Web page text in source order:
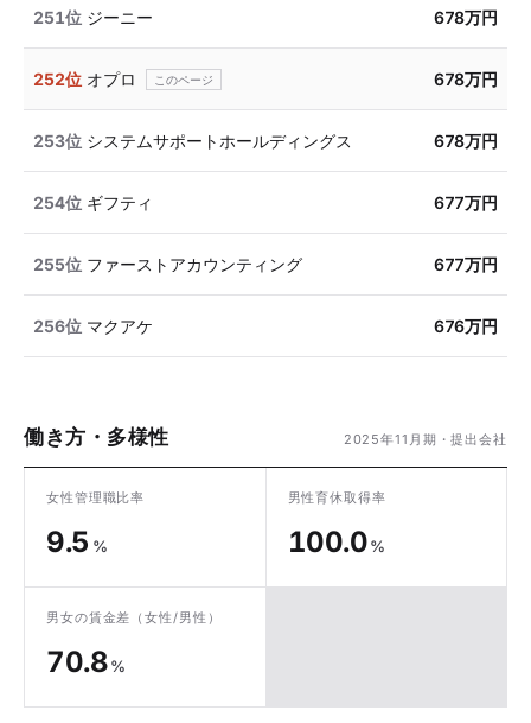
251位 ジーニー 678万円
252位 オプロ 678万円
253位 システムサポートホールディングス 678万円
254位 ギフティ 677万円
255位 ファーストアカウンティング 677万円
256位 マクアケ 676万円
働き方・多様性 2025年11月期・提出会社
女性管理職比率
9.5 %
男性育休取得率
100.0%
男女の賃金差 （女性/男性）
70.8%